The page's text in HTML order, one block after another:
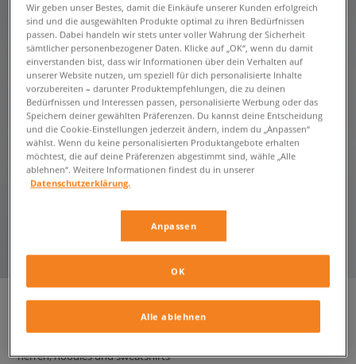
herren, hoodies und sweatshirts
Wir geben unser Bestes, damit die Einkäufe unserer Kunden erfolgreich
sind und die ausgewählten Produkte optimal zu ihren Bedürfnissen
passen. Dabei handeln wir stets unter voller Wahrung der Sicherheit
sämtlicher personenbezogener Daten. Klicke auf „OK“, wenn du damit
einverstanden bist, dass wir Informationen über dein Verhalten auf
unserer Website nutzen, um speziell für dich personalisierte Inhalte
vorzubereiten – darunter Produktempfehlungen, die zu deinen
Bedürfnissen und Interessen passen, personalisierte Werbung oder das
Speichern deiner gewählten Präferenzen. Du kannst deine Entscheidung
und die Cookie-Einstellungen jederzeit ändern, indem du „Anpassen“
wählst. Wenn du keine personalisierten Produktangebote erhalten
möchtest, die auf deine Präferenzen abgestimmt sind, wähle „Alle
ablehnen“. Weitere Informationen findest du in unserer
Datenschutzerklärung.
Anpassen
Alle ablehnen
OK